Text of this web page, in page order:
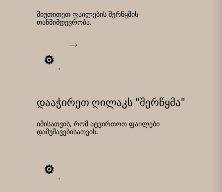
მიუთითეთ ფაილების შერწყმის
თანმიმდევრობა.
3
დააჭირეთ ღილაკს "შერწყმა"
იმისათვის, რომ ატვირთოთ ფაილები
დამუშავებისათვის.
4